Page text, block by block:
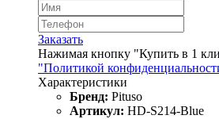
Заказать
Нажимая кнопку "Купить в 1
"Политикой
Характеристики
Бренд: Pituso
Артикул: HD-S214-Blue